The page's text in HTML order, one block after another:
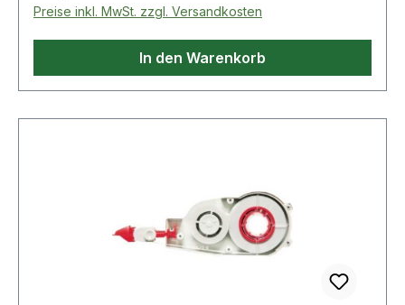
Preise inkl. MwSt. zzgl. Versandkosten
In den Warenkorb